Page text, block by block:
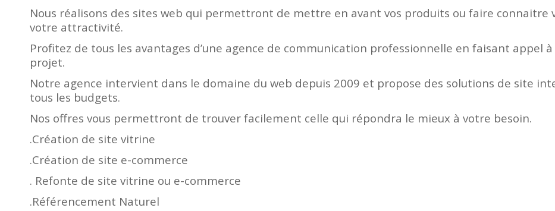
Nous réalisons des sites web qui permettront de mettre en avant vos produits ou faire connaitre
votre attractivité.
Profitez de tous les avantages d’une agence de communication professionnelle en faisant appel
projet.
Notre agence intervient dans le domaine du web depuis 2009 et propose des solutions de site
tous les budgets.
Nos offres vous permettront de trouver facilement celle qui répondra le mieux à votre besoin.
.Création de site vitrine
.Création de site e-commerce
. Refonte de site vitrine ou e-commerce
.Référencement Naturel